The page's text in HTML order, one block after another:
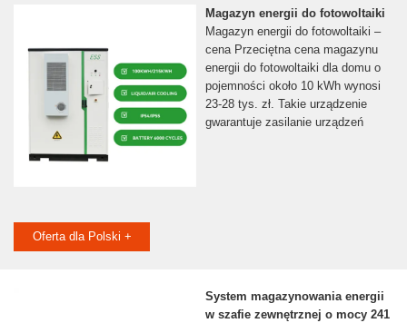
Magazyn energii do fotowoltaiki
Magazyn energii do fotowoltaiki –
cena Przeciętna cena magazynu
energii do fotowoltaiki dla domu o
pojemności około 10 kWh wynosi
23-28 tys. zł. Takie urządzenie
gwarantuje zasilanie urządzeń
Oferta dla Polski +
System magazynowania energii
w szafie zewnętrznej o mocy 241